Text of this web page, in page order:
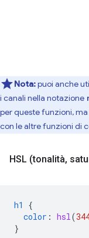
Nota:puoi anche
i canali nella notazione
per queste funzioni,
con le altre funzioni di
HSL (tonalità,
h1
{
color : hsl(
}